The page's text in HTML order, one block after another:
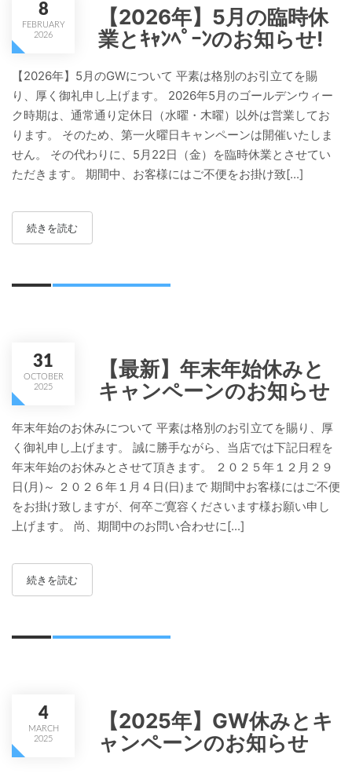
8
FEBRUARY
2026
【2026年】5月の臨時休
業とｷｬﾝﾍﾟｰﾝのお知らせ!
【2026年】5月のGWについて 平素は格別のお引立てを賜
り、厚く御礼申し上げます。 2026年5月のゴールデンウィー
ク時期は、通常通り定休日（水曜・木曜）以外は営業してお
ります。 そのため、第一火曜日キャンペーンは開催いたしま
せん。 その代わりに、5月22日（金）を臨時休業とさせてい
ただきます。 期間中、お客様にはご不便をお掛け致[...]
続きを読む
31
OCTOBER
2025
【最新】年末年始休みと
キャンペーンのお知らせ
年末年始のお休みについて 平素は格別のお引立てを賜り、厚
く御礼申し上げます。 誠に勝手ながら、当店では下記日程を
年末年始のお休みとさせて頂きます。 ２０２５年１２月２９
日(月)～ ２０２６年１月４日(日)まで 期間中お客様にはご不便
をお掛け致しますが、何卒ご寛容くださいます様お願い申し
上げます。 尚、期間中のお問い合わせに[...]
続きを読む
4
MARCH
2025
【2025年】GW休みとキ
ャンペーンのお知らせ